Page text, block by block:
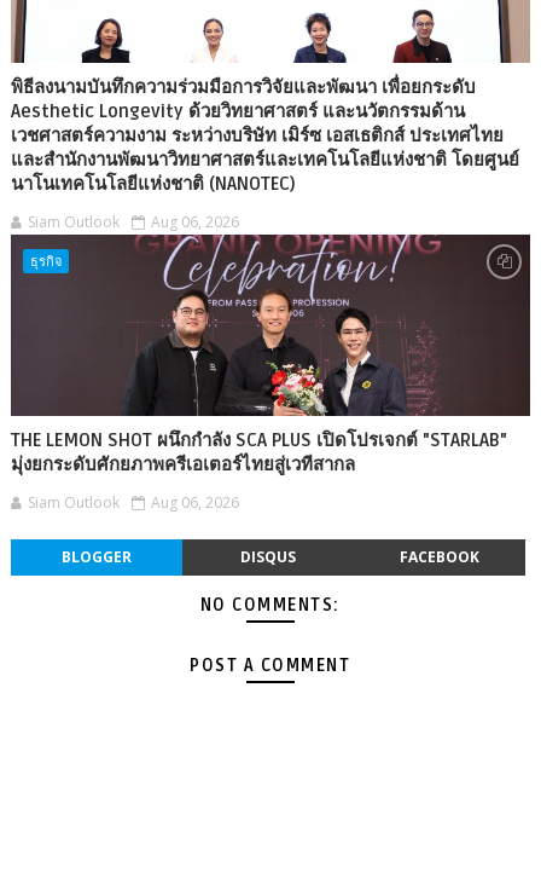
พิธีลงนามบันทึกความร่วมมือการวิจัยและพัฒนา เพื่อยกระดับ
Aesthetic Longevity ด้วยวิทยาศาสตร์ และนวัตกรรมด้าน
เวชศาสตร์ความงาม ระหว่างบริษัท เมิร์ซ เอสเธติกส์ ประเทศไทย
และสำนักงานพัฒนาวิทยาศาสตร์และเทคโนโลยีแห่งชาติ โดยศูนย์
นาโนเทคโนโลยีแห่งชาติ (NANOTEC)
Siam Outlook Aug 06, 2026
ธุรกิจ
THE LEMON SHOT ผนึกกำลัง SCA PLUS เปิดโปรเจกต์ "STARLAB"
มุ่งยกระดับศักยภาพครีเอเตอร์ไทยสู่เวทีสากล
Siam Outlook Aug 06, 2026
BLOGGER DISQUS FACEBOOK
NO COMMENTS:
POST A COMMENT